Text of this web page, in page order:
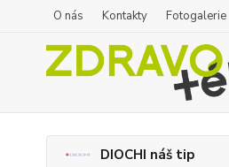
O nás Kontakty Fotogalerie
DIOCHI náš tip